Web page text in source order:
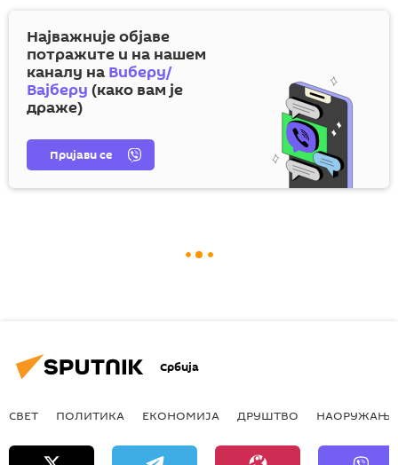
Најважније објаве
потражите и на нашем
каналу на Виберу/
Вајберу (како вам је
драже)
Пријави се
Србија
СВЕТ ПОЛИТИКА ЕКОНОМИЈА ДРУШТВО НАОРУЖАЊЕ